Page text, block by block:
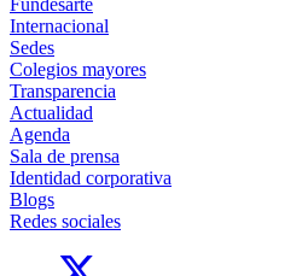
Internacional
Sedes
Colegios mayores
Transparencia
Actualidad
Agenda
Sala de prensa
Identidad corporativa
Blogs
Redes sociales